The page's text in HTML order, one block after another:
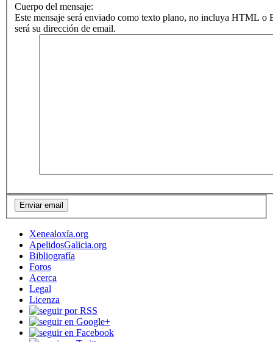
Cuerpo del mensaje:
Este mensaje será enviado como texto plano, no incluya HTML o
será su dirección de email.
Xenealoxía.org
ApelidosGalicia.org
Bibliografía
Foros
Acerca
Legal
Licenza